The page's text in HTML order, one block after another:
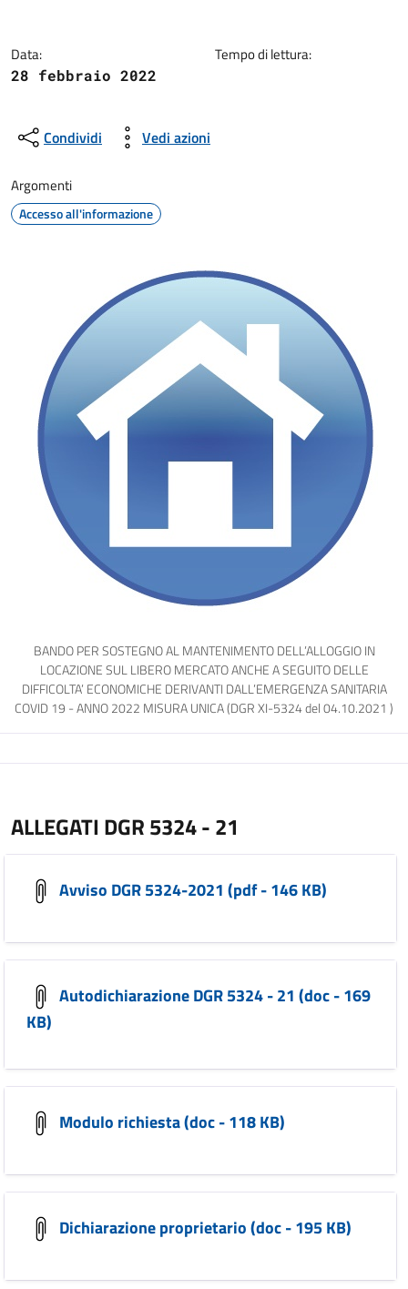
Data:
28 febbraio 2022
Tempo di lettura:
Condividi Vedi azioni
Argomenti
Accesso all'informazione
BANDO PER SOSTEGNO AL MANTENIMENTO DELL’ALLOGGIO IN
LOCAZIONE SUL LIBERO MERCATO ANCHE A SEGUITO DELLE
DIFFICOLTA’ ECONOMICHE DERIVANTI DALL’EMERGENZA SANITARIA
COVID 19 - ANNO 2022 MISURA UNICA (DGR XI-5324 del 04.10.2021 )
ALLEGATI DGR 5324 - 21
Avviso DGR 5324-2021 (pdf - 146 KB)
Autodichiarazione DGR 5324 - 21 (doc - 169
KB)
Modulo richiesta (doc - 118 KB)
Dichiarazione proprietario (doc - 195 KB)